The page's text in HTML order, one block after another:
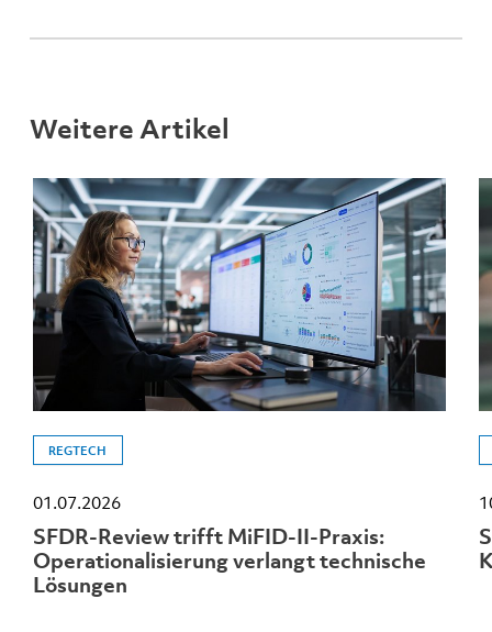
Weitere Artikel
REGTECH
01.07.2026
SFDR-Review trifft MiFID-II-Praxis:
Operationalisierung verlangt technische
Lösungen